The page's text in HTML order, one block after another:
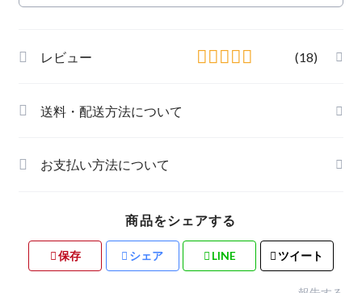
レビュー (18)
送料・配送方法について
お支払い方法について
商品をシェアする
保存 シェア LINE ツイート